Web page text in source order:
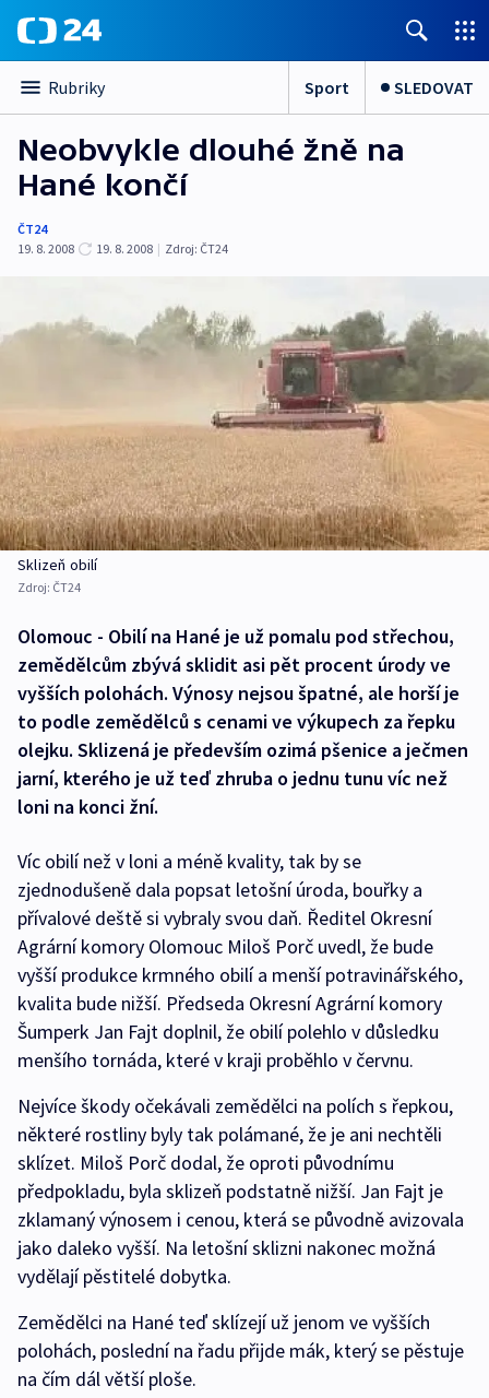
Rubriky Sport SLEDOVAT
Neobvykle dlouhé žně na
Hané končí
ČT24
19. 8. 2008
19. 8. 2008 | Zdroj: ČT24
Sklizeň obilí
Zdroj: ČT24
Olomouc - Obilí na Hané je už pomalu pod střechou,
zemědělcům zbývá sklidit asi pět procent úrody ve
vyšších polohách. Výnosy nejsou špatné, ale horší je
to podle zemědělců s cenami ve výkupech za řepku
olejku. Sklizená je především ozimá pšenice a ječmen
jarní, kterého je už teď zhruba o jednu tunu víc než
loni na konci žní.
Víc obilí než v loni a méně kvality, tak by se
zjednodušeně dala popsat letošní úroda, bouřky a
přívalové deště si vybraly svou daň. Ředitel Okresní
Agrární komory Olomouc Miloš Porč uvedl, že bude
vyšší produkce krmného obilí a menší potravinářského,
kvalita bude nižší. Předseda Okresní Agrární komory
Šumperk Jan Fajt doplnil, že obilí polehlo v důsledku
menšího tornáda, které v kraji proběhlo v červnu.
Nejvíce škody očekávali zemědělci na polích s řepkou,
některé rostliny byly tak polámané, že je ani nechtěli
sklízet. Miloš Porč dodal, že oproti původnímu
předpokladu, byla sklizeň podstatně nižší. Jan Fajt je
zklamaný výnosem i cenou, která se původně avizovala
jako daleko vyšší. Na letošní sklizni nakonec možná
vydělají pěstitelé dobytka.
Zemědělci na Hané teď sklízejí už jenom ve vyšších
polohách, poslední na řadu přijde mák, který se pěstuje
na čím dál větší ploše.